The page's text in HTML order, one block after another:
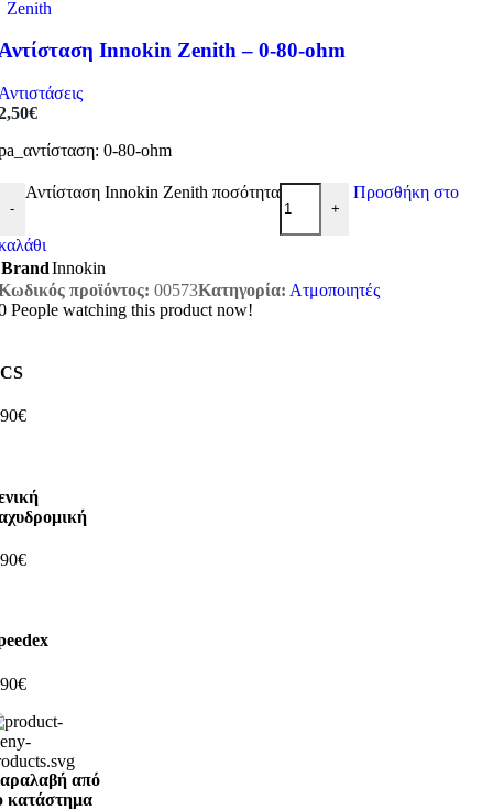
Innokin Zenith – 0-80-ohm
€
0-80-ohm
-
Αντίσταση Innokin Zenith ποσότητα
+
Προσθήκη στο
BrandInnokin
προϊόντος: 00573Κατηγορία: Ατμοποιητές
People watching this product now!
από
κατάστημα